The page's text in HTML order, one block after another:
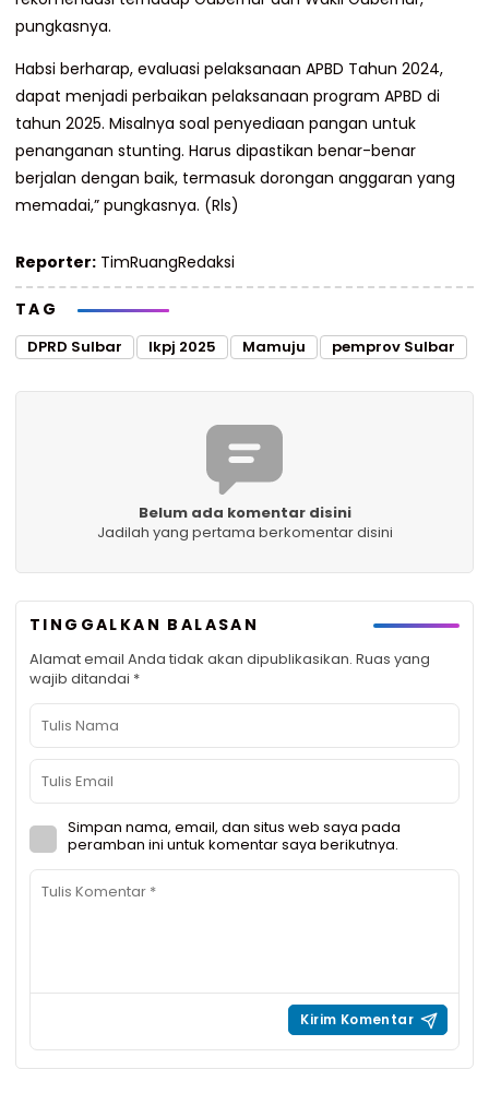
pungkasnya.
Habsi berharap, evaluasi pelaksanaan APBD Tahun 2024,
dapat menjadi perbaikan pelaksanaan program APBD di
tahun 2025. Misalnya soal penyediaan pangan untuk
penanganan stunting. Harus dipastikan benar-benar
berjalan dengan baik, termasuk dorongan anggaran yang
memadai,” pungkasnya. (Rls)
Reporter: TimRuangRedaksi
TAG
DPRD Sulbar lkpj 2025 Mamuju pemprov Sulbar
Belum ada komentar disini
Jadilah yang pertama berkomentar disini
TINGGALKAN BALASAN
Alamat email Anda tidak akan dipublikasikan. Ruas yang
wajib ditandai *
Simpan nama, email, dan situs web saya pada
peramban ini untuk komentar saya berikutnya.